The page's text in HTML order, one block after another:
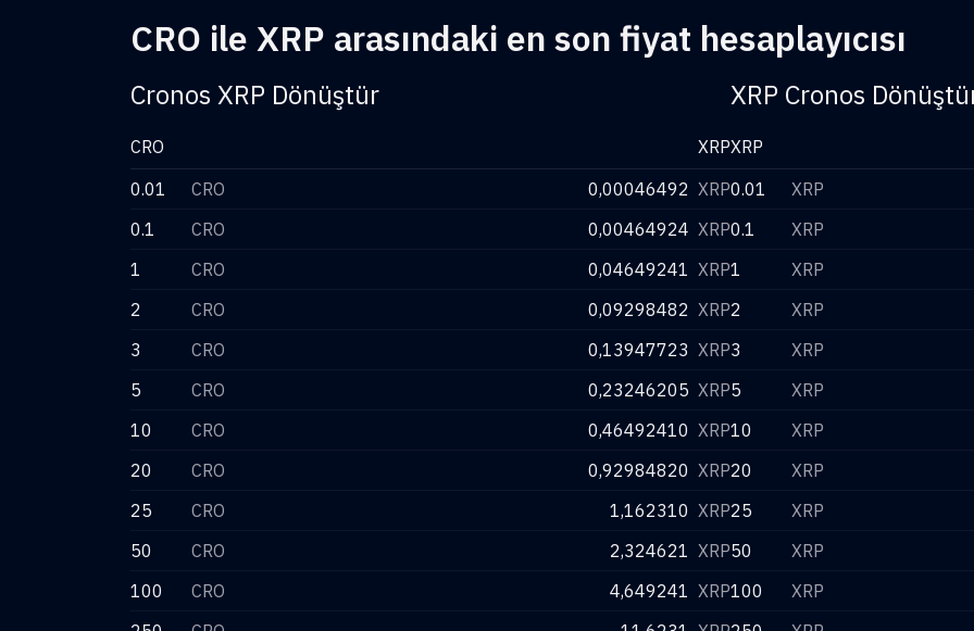
CRO ile XRP arasındaki en son fiyat hesaplayıcısı
Cronos XRP Dönüştür
CRO
XRP
0.01
CRO 0,00046492 XRP
0.1
CRO 0,00464924 XRP
1
CRO 0,04649241 XRP
2
CRO 0,09298482 XRP
3
CRO 0,13947723 XRP
5
CRO 0,23246205 XRP
10
CRO 0,46492410 XRP
20
CRO 0,92984820 XRP
25
CRO 1,162310 XRP
50
CRO 2,324621 XRP
100
CRO 4,649241 XRP
XRP Cronos
XRP
0.01
XRP
0.1
XRP
1
XRP
2
XRP
3
XRP
5
XRP
10
XRP
20
XRP
25
XRP
50
XRP
100
XRP